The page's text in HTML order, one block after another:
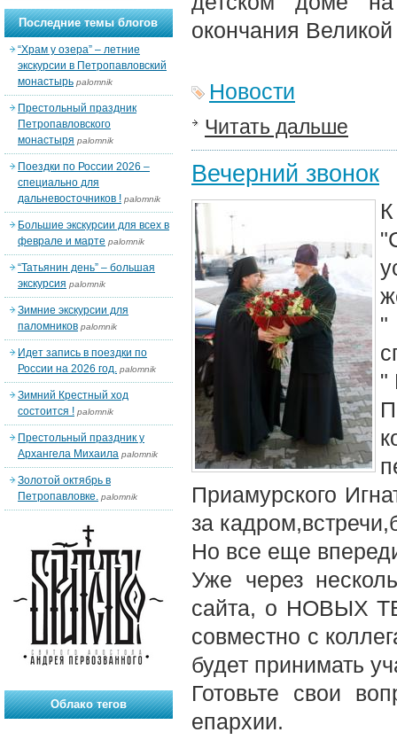
окончания
Новости
Читать дальше
Вечерний звонок
"
"
Приамурского
за
Но все еще
Уже через
сайта, о НОВЫХ
совместно с
будет принимать
Готовьте свои
епархии.
Последние темы блогов
“Храм у озера” – летние
экскурсии в Петропавловский
монастырь palomnik
Престольный праздник
Петропавловского
монастыря palomnik
Поездки по России 2026 –
специально для
дальневосточников ! palomnik
Большие экскурсии для всех в
феврале и марте palomnik
“Татьянин день” – большая
экскурсия palomnik
Зимние экскурсии для
паломников palomnik
Идет запись в поездки по
России на 2026 год. palomnik
Зимний Крестный ход
состоится ! palomnik
Престольный праздник у
Архангела Михаила palomnik
Золотой октябрь в
Петропавловке. palomnik
Облако тегов